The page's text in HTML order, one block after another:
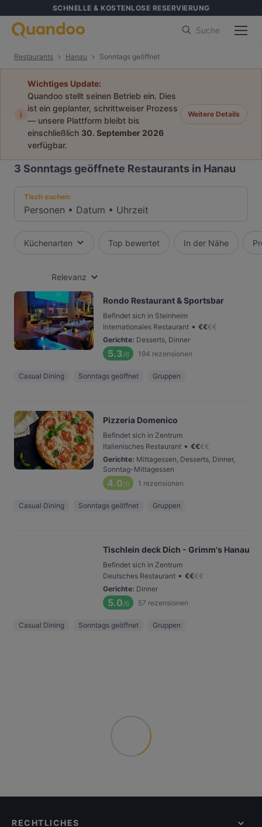
SCHNELLE & KOSTENLOSE RESERVIERUNG
Suche
Restaurants Hanau Sonntags geöffnet
i
Wichtiges Update:
Quandoo stellt seinen Betrieb ein. Dies
ist ein geplanter, schrittweiser Prozess
— unsere Plattform bleibt bis
einschließlich 30. September 2026
verfügbar.
Weitere Details
3 Sonntags geöffnete Restaurants in Hanau
Tisch suchen:
Personen • Datum • Uhrzeit
Küchenarten Top bewertet In der Nähe
Relevanz
Rondo Restaurant & Sportsbar
Befindet sich in Steinheim
Internationales Restaurant • €€€€
Gerichte: Desserts, Dinner
5.3/6 194 rezensionen
Casual Dining Sonntags geöffnet Gruppen
Pizzeria Domenico
Befindet sich in Zentrum
Italienisches Restaurant • €€€€
Gerichte: Mittagessen, Desserts, Dinner,
Sonntag-Mittagessen
4.0/6 1 rezensionen
Casual Dining Sonntags geöffnet Gruppen
Tischlein deck Dich - Grimm's Hanau
Befindet sich in Zentrum
Deutsches Restaurant • €€€€
Gerichte: Dinner
5.0/6 57 rezensionen
Casual Dining Sonntags geöffnet Gruppen
RECHTLICHES